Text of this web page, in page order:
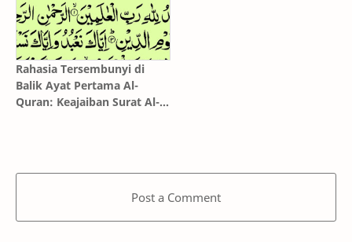
Rahasia Tersembunyi di
Balik Ayat Pertama Al-
Quran: Keajaiban Surat Al-
Post a Comment